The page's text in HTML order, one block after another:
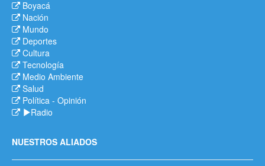
Boyacá
Nación
Mundo
Deportes
Cultura
Tecnología
Medio Ambiente
Salud
Política - Opinión
Radio
NUESTROS ALIADOS